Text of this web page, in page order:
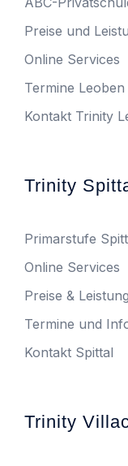
Preise und
Online Services
Termine Leoben
Kontakt Trinity
Trinity
Primarstufe
Online Services
Preise &
Termine und
Kontakt Spittal
Trinity